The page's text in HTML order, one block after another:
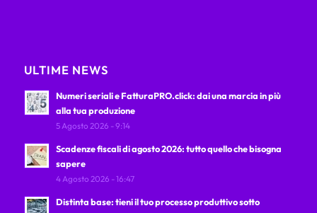
ULTIME NEWS
Numeri seriali e FatturaPRO.click: dai una marcia in più
alla tua produzione
5 Agosto 2026 - 9:14
Scadenze fiscali di agosto 2026: tutto quello che bisogna
sapere
4 Agosto 2026 - 16:47
Distinta base: tieni il tuo processo produttivo sotto